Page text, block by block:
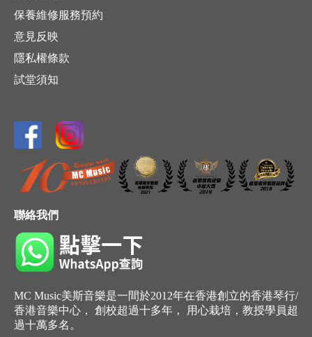
保養維修服務預約
意見反映
隱私權條款
試堂須知
聯絡我們
MC Music美斯音樂是一間於2012年在香港創立的香港琴行/
香港音樂中心， 創校超過十多年， 用心栽培，教授學員超
過十萬多名。